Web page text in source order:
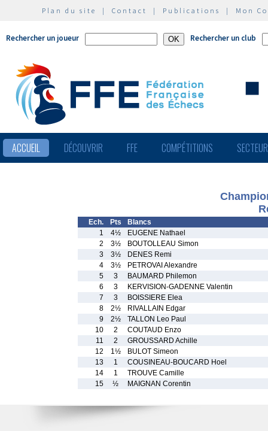
Plan du site | Contact | Publications | Mon
Rechercher un joueur Rechercher un club
ACCUEIL DÉCOUVRIR FFE COMPÉTITIONS
Ech. Pts
Blancs
1
4½
EUGENE Nathael
2
3½
BOUTOLLEAU Simon
3
3½
DENES Remi
4
3½
PETROVAI Alexandre
5
3
BAUMARD Philemon
6
3
KERVISION-GADENNE Valentin
7
3
BOISSIERE Elea
8
2½
RIVALLAIN Edgar
9
2½
TALLON Leo Paul
10
2
COUTAUD Enzo
11
2
GROUSSARD Achille
12
1½
BULOT Simeon
13
1
COUSINEAU-BOUCARD Hoel
14
1
TROUVE Camille
15
½ MAIGNAN Corentin